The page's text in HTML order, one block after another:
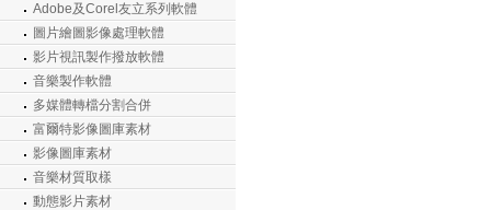
Adobe及Corel友立系列軟體
圖片繪圖影像處理軟體
影片視訊製作撥放軟體
音樂製作軟體
多媒體轉檔分割合併
富爾特影像圖庫素材
影像圖庫素材
音樂材質取樣
動態影片素材